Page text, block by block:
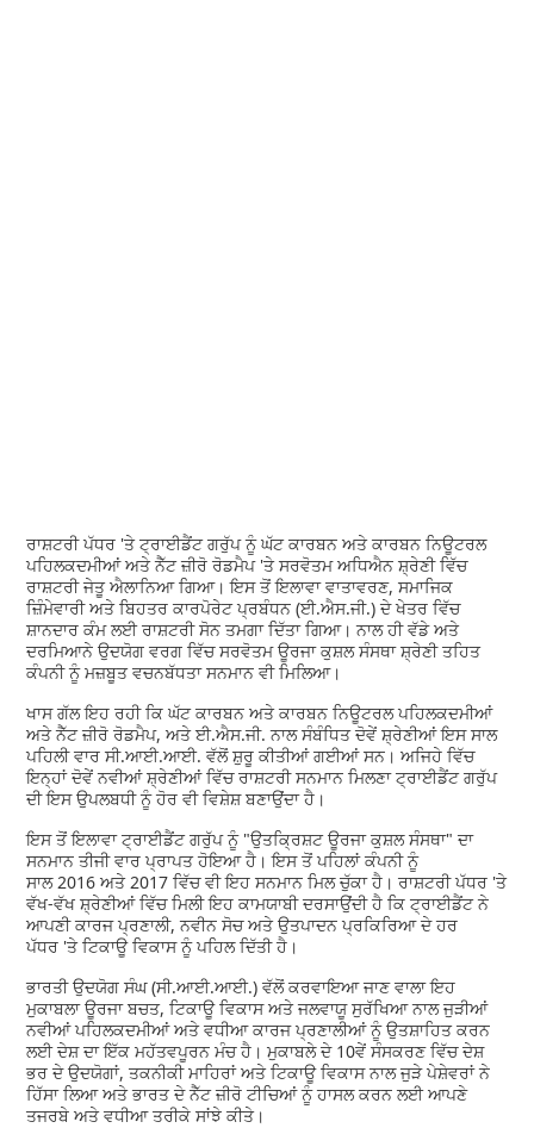
ਰਾਸ਼ਟਰੀ ਪੱਧਰ 'ਤੇ ਟ੍ਰਾਈਡੈਂਟ ਗਰੁੱਪ ਨੂੰ ਘੱਟ ਕਾਰਬਨ ਅਤੇ ਕਾਰਬਨ ਨਿਊਟਰਲ
ਪਹਿਲਕਦਮੀਆਂ ਅਤੇ ਨੈੱਟ ਜ਼ੀਰੋ ਰੋਡਮੈਪ 'ਤੇ ਸਰਵੋਤਮ ਅਧਿਐਨ ਸ਼੍ਰੇਣੀ ਵਿੱਚ
ਰਾਸ਼ਟਰੀ ਜੇਤੂ ਐਲਾਨਿਆ ਗਿਆ। ਇਸ ਤੋਂ ਇਲਾਵਾ ਵਾਤਾਵਰਣ, ਸਮਾਜਿਕ
ਜ਼ਿੰਮੇਵਾਰੀ ਅਤੇ ਬਿਹਤਰ ਕਾਰਪੋਰੇਟ ਪ੍ਰਬੰਧਨ (ਈ.ਐਸ.ਜੀ.) ਦੇ ਖੇਤਰ ਵਿੱਚ
ਸ਼ਾਨਦਾਰ ਕੰਮ ਲਈ ਰਾਸ਼ਟਰੀ ਸੋਨ ਤਮਗਾ ਦਿੱਤਾ ਗਿਆ। ਨਾਲ ਹੀ ਵੱਡੇ ਅਤੇ
ਦਰਮਿਆਨੇ ਉਦਯੋਗ ਵਰਗ ਵਿੱਚ ਸਰਵੋਤਮ ਊਰਜਾ ਕੁਸ਼ਲ ਸੰਸਥਾ ਸ਼੍ਰੇਣੀ ਤਹਿਤ
ਕੰਪਨੀ ਨੂੰ ਮਜ਼ਬੂਤ ਵਚਨਬੱਧਤਾ ਸਨਮਾਨ ਵੀ ਮਿਲਿਆ।
ਖਾਸ ਗੱਲ ਇਹ ਰਹੀ ਕਿ ਘੱਟ ਕਾਰਬਨ ਅਤੇ ਕਾਰਬਨ ਨਿਊਟਰਲ ਪਹਿਲਕਦਮੀਆਂ
ਅਤੇ ਨੈੱਟ ਜ਼ੀਰੋ ਰੋਡਮੈਪ, ਅਤੇ ਈ.ਐਸ.ਜੀ. ਨਾਲ ਸੰਬੰਧਿਤ ਦੋਵੇਂ ਸ਼੍ਰੇਣੀਆਂ ਇਸ ਸਾਲ
ਪਹਿਲੀ ਵਾਰ ਸੀ.ਆਈ.ਆਈ. ਵੱਲੋਂ ਸ਼ੁਰੂ ਕੀਤੀਆਂ ਗਈਆਂ ਸਨ। ਅਜਿਹੇ ਵਿੱਚ
ਇਨ੍ਹਾਂ ਦੋਵੇਂ ਨਵੀਆਂ ਸ਼੍ਰੇਣੀਆਂ ਵਿੱਚ ਰਾਸ਼ਟਰੀ ਸਨਮਾਨ ਮਿਲਣਾ ਟ੍ਰਾਈਡੈਂਟ ਗਰੁੱਪ
ਦੀ ਇਸ ਉਪਲਬਧੀ ਨੂੰ ਹੋਰ ਵੀ ਵਿਸ਼ੇਸ਼ ਬਣਾਉਂਦਾ ਹੈ।
ਇਸ ਤੋਂ ਇਲਾਵਾ ਟ੍ਰਾਈਡੈਂਟ ਗਰੁੱਪ ਨੂੰ "ਉਤਕ੍ਰਿਸ਼ਟ ਊਰਜਾ ਕੁਸ਼ਲ ਸੰਸਥਾ" ਦਾ
ਸਨਮਾਨ ਤੀਜੀ ਵਾਰ ਪ੍ਰਾਪਤ ਹੋਇਆ ਹੈ। ਇਸ ਤੋਂ ਪਹਿਲਾਂ ਕੰਪਨੀ ਨੂੰ
ਸਾਲ 2016 ਅਤੇ 2017 ਵਿੱਚ ਵੀ ਇਹ ਸਨਮਾਨ ਮਿਲ ਚੁੱਕਾ ਹੈ। ਰਾਸ਼ਟਰੀ ਪੱਧਰ 'ਤੇ
ਵੱਖ-ਵੱਖ ਸ਼੍ਰੇਣੀਆਂ ਵਿੱਚ ਮਿਲੀ ਇਹ ਕਾਮਯਾਬੀ ਦਰਸਾਉਂਦੀ ਹੈ ਕਿ ਟ੍ਰਾਈਡੈਂਟ ਨੇ
ਆਪਣੀ ਕਾਰਜ ਪ੍ਰਣਾਲੀ, ਨਵੀਨ ਸੋਚ ਅਤੇ ਉਤਪਾਦਨ ਪ੍ਰਕਿਰਿਆ ਦੇ ਹਰ
ਪੱਧਰ 'ਤੇ ਟਿਕਾਊ ਵਿਕਾਸ ਨੂੰ ਪਹਿਲ ਦਿੱਤੀ ਹੈ।
ਭਾਰਤੀ ਉਦਯੋਗ ਸੰਘ (ਸੀ.ਆਈ.ਆਈ.) ਵੱਲੋਂ ਕਰਵਾਇਆ ਜਾਣ ਵਾਲਾ ਇਹ
ਮੁਕਾਬਲਾ ਊਰਜਾ ਬਚਤ, ਟਿਕਾਊ ਵਿਕਾਸ ਅਤੇ ਜਲਵਾਯੂ ਸੁਰੱਖਿਆ ਨਾਲ ਜੁੜੀਆਂ
ਨਵੀਆਂ ਪਹਿਲਕਦਮੀਆਂ ਅਤੇ ਵਧੀਆ ਕਾਰਜ ਪ੍ਰਣਾਲੀਆਂ ਨੂੰ ਉਤਸ਼ਾਹਿਤ ਕਰਨ
ਲਈ ਦੇਸ਼ ਦਾ ਇੱਕ ਮਹੱਤਵਪੂਰਨ ਮੰਚ ਹੈ। ਮੁਕਾਬਲੇ ਦੇ 10ਵੇਂ ਸੰਸਕਰਣ ਵਿੱਚ ਦੇਸ਼
ਭਰ ਦੇ ਉਦਯੋਗਾਂ, ਤਕਨੀਕੀ ਮਾਹਿਰਾਂ ਅਤੇ ਟਿਕਾਊ ਵਿਕਾਸ ਨਾਲ ਜੁੜੇ ਪੇਸ਼ੇਵਰਾਂ ਨੇ
ਹਿੱਸਾ ਲਿਆ ਅਤੇ ਭਾਰਤ ਦੇ ਨੈੱਟ ਜ਼ੀਰੋ ਟੀਚਿਆਂ ਨੂੰ ਹਾਸਲ ਕਰਨ ਲਈ ਆਪਣੇ
ਤਜਰਬੇ ਅਤੇ ਵਧੀਆ ਤਰੀਕੇ ਸਾਂਝੇ ਕੀਤੇ।